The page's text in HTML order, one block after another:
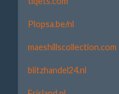
Plopsa.be/nl
maeshillscollection.com
blitzhandel24.nl